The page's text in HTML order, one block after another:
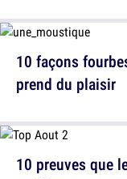
10 façons
prend du plaisir
10 preuves que